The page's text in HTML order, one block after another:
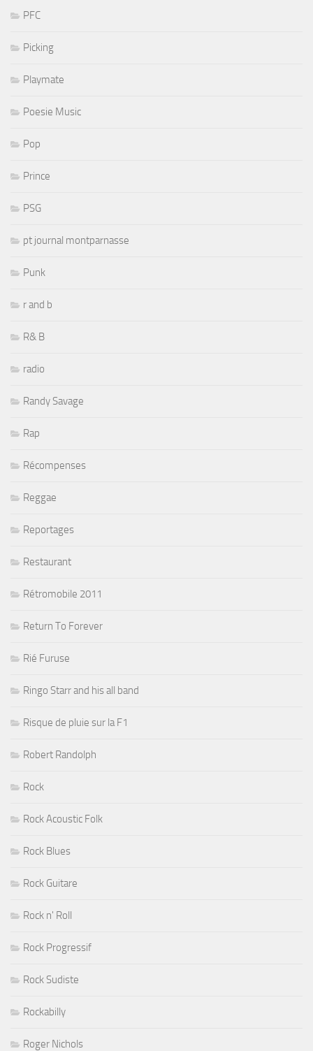
PFC
Picking
Playmate
Poesie Music
Pop
Prince
PSG
pt journal montparnasse
Punk
r and b
R& B
radio
Randy Savage
Rap
Récompenses
Reggae
Reportages
Restaurant
Rétromobile 2011
Return To Forever
Rié Furuse
Ringo Starr and his all band
Risque de pluie sur la F1
Robert Randolph
Rock
Rock Acoustic Folk
Rock Blues
Rock Guitare
Rock n' Roll
Rock Progressif
Rock Sudiste
Rockabilly
Roger Nichols